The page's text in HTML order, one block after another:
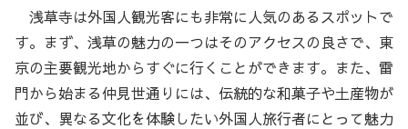
浅草寺は外国人観光客にも非常に人気のあるスポットで
す。まず、浅草の魅力の一つはそのアクセスの良さで、東
京の主要観光地からすぐに行くことができます。また、雷
門から始まる仲見世通りには、伝統的な和菓子や土産物が
並び、異なる文化を体験したい外国人旅行者にとって魅力